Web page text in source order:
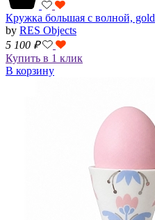
Кружка большая с волной, gold
by RES Objects
5 100 ₽
Купить в 1 клик
В корзину